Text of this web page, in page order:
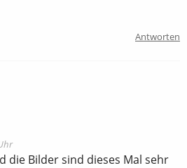
Antworten
die Bilder sind dieses Mal sehr